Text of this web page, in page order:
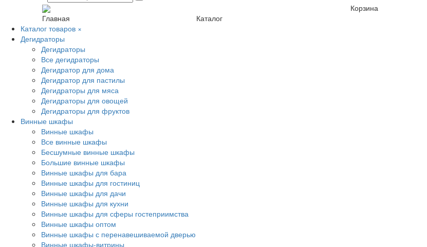
Главная Каталог
Корзина
Каталог товаров ×
Дегидраторы
Дегидраторы
Все дегидраторы
Дегидратор для дома
Дегидратор для пастилы
Дегидраторы для мяса
Дегидраторы для овощей
Дегидраторы для фруктов
Винные шкафы
Винные шкафы
Все винные шкафы
Бесшумные винные шкафы
Большие винные шкафы
Винные шкафы для бара
Винные шкафы для гостиниц
Винные шкафы для дачи
Винные шкафы для кухни
Винные шкафы для сферы гостеприимства
Винные шкафы оптом
Винные шкафы с перенавешиваемой дверью
Винные шкафы-витрины